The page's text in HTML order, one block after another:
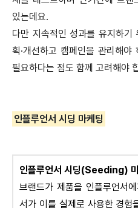
있는데요.
다만 지속적인 성과를 유지하기
획·개선하고 캠페인을 관리해야
필요하다는 점도 함께 고려해야
인플루언서 시딩 마케팅
인플루언서 시딩(Seeding)
브랜드가 제품을 인플루언서
서가 이를 실제로 사용한 경험